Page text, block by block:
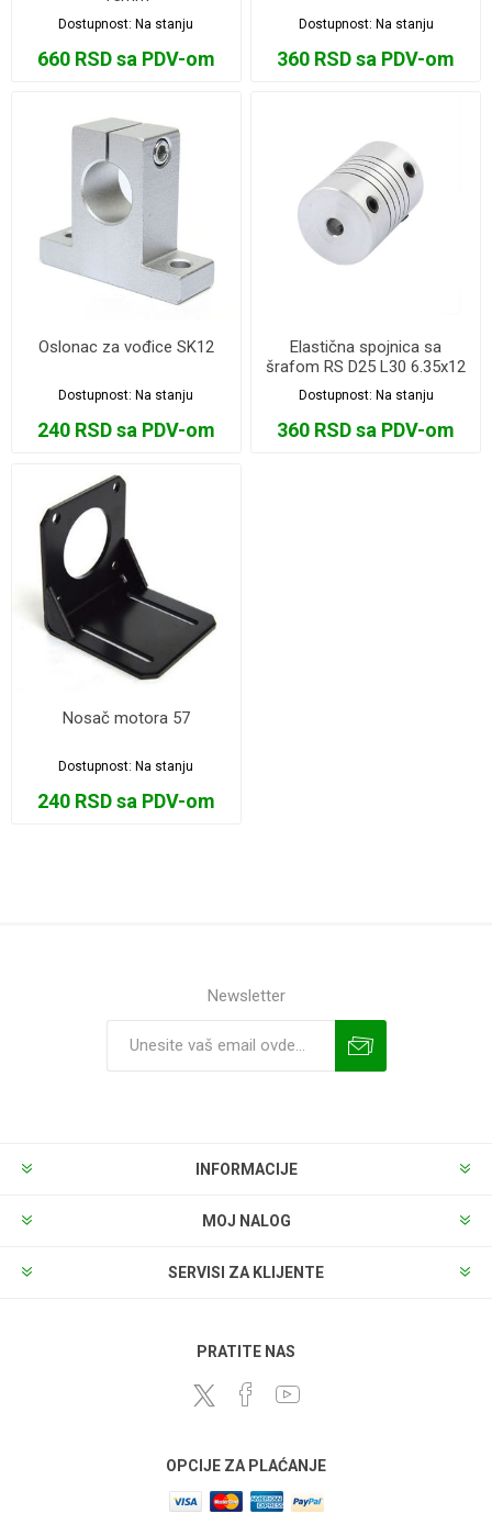
Dostupnost:Na stanju
660 RSD sa PDV-om
Dostupnost: Na stanju
360 RSD sa PDV-om
Oslonac za vođice SK12
Dostupnost: Na stanju
240 RSD sa PDV-om
Elastična spojnica sa
šrafom RS D25 L30 6.35x12
Dostupnost: Na stanju
360 RSD sa PDV-om
Nosač motora 57
Dostupnost: Na stanju
240 RSD sa PDV-om
Newsletter
INFORMACIJE
MOJ NALOG
SERVISI ZA KLIJENTE
PRATITE NAS
OPCIJE ZA PLAĆANJE